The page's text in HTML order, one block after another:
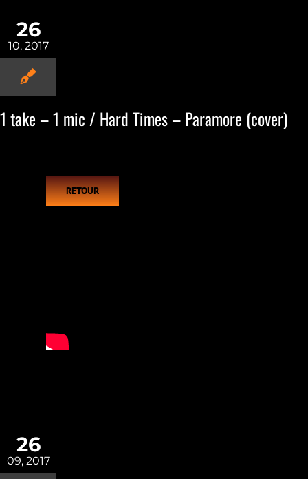
26
10, 2017
1 take – 1 mic / Hard Times – Paramore (cover)
RETOUR
26
09, 2017